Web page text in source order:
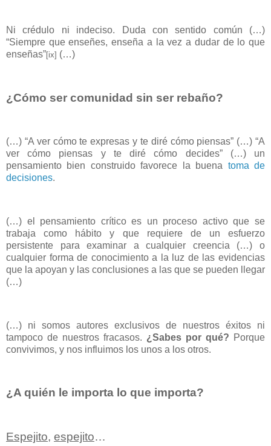
Ni crédulo ni indeciso. Duda con sentido común (…)
“Siempre que enseñes, enseña a la vez a dudar de lo que
enseñas”[ix] (…)
¿Cómo ser comunidad sin ser rebaño?
(…) “A ver cómo te expresas y te diré cómo piensas” (…) “A
ver cómo piensas y te diré cómo decides” (…) un
pensamiento bien construido favorece la buena toma de
decisiones.
(…) el pensamiento crítico es un proceso activo que se
trabaja como hábito y que requiere de un esfuerzo
persistente para examinar a cualquier creencia (…) o
cualquier forma de conocimiento a la luz de las evidencias
que la apoyan y las conclusiones a las que se pueden llegar
(…)
(…) ni somos autores exclusivos de nuestros éxitos ni
tampoco de nuestros fracasos. ¿Sabes por qué? Porque
convivimos, y nos influimos los unos a los otros.
¿A quién le importa lo que importa?
Espejito, espejito…